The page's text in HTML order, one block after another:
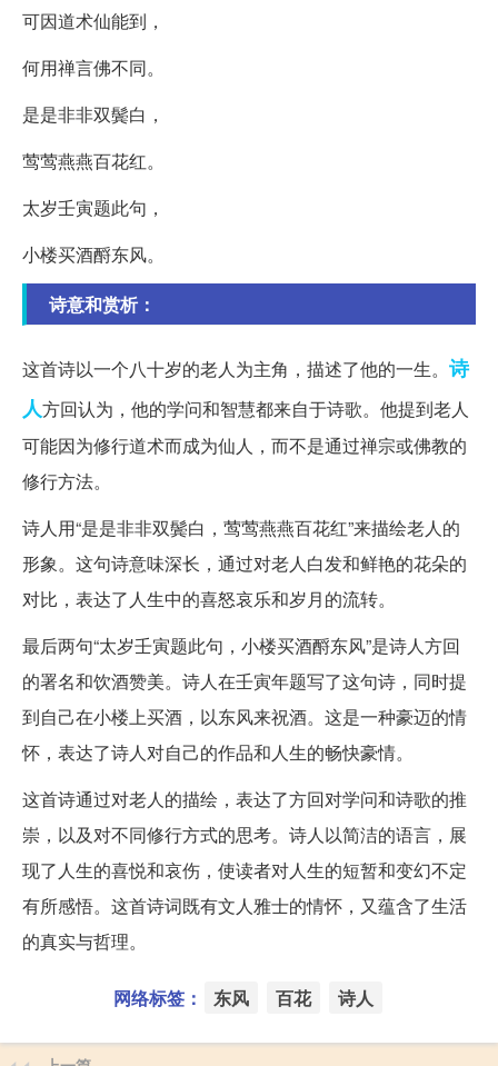
可因道术仙能到，
何用禅言佛不同。
是是非非双鬓白，
莺莺燕燕百花红。
太岁壬寅题此句，
小楼买酒酹东风。
诗意和赏析：
这首诗以一个八十岁的老人为主角，描述了他的一生。 诗
人方回认为，他的学问和智慧都来自于诗歌。他提到老人
可能因为修行道术而成为仙人，而不是通过禅宗或佛教的
修行方法。
诗人用“是是非非双鬓白，莺莺燕燕百花红”来描绘老人的
形象。这句诗意味深长，通过对老人白发和鲜艳的花朵的
对比，表达了人生中的喜怒哀乐和岁月的流转。
最后两句“太岁壬寅题此句，小楼买酒酹东风”是诗人方回
的署名和饮酒赞美。诗人在壬寅年题写了这句诗，同时提
到自己在小楼上买酒，以东风来祝酒。这是一种豪迈的情
怀，表达了诗人对自己的作品和人生的畅快豪情。
这首诗通过对老人的描绘，表达了方回对学问和诗歌的推
崇，以及对不同修行方式的思考。诗人以简洁的语言，展
现了人生的喜悦和哀伤，使读者对人生的短暂和变幻不定
有所感悟。这首诗词既有文人雅士的情怀，又蕴含了生活
的真实与哲理。
网络标签： 东风 百花 诗人